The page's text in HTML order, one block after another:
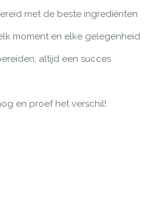
met de beste ingrediënten
moment en elke gelegenheid
altijd een succes
en proef het verschil!